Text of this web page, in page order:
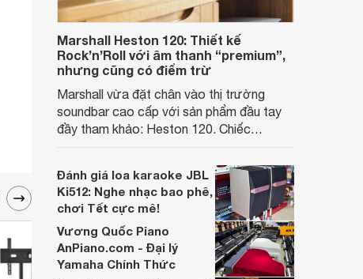
Marshall Heston 120: Thiết kế
Rock’n’Roll với âm thanh “premium”,
nhưng cũng có điểm trừ
Marshall vừa đặt chân vào thị trường
soundbar cao cấp với sản phẩm đầu tay
đầy tham khảo: Heston 120. Chiếc
lớn, kết nối đa dạng, mà còn ghi điểm nhờ
“chất Marshall” cùng cấu trúc âm thanh
5.1.2 đầy hứa hẹn.
Đánh giá loa karaoke JBL
Ki512: Nghe nhạc bao phê,
chơi Tết cực mê!
Vương Quốc Piano
AnPiano.com - Đại lý
Yamaha Chính Thức